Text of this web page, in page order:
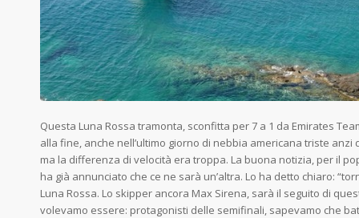
Questa Luna Rossa tramonta, sconfitta per 7 a 1 da Emirates
alla fine, anche nell’ultimo giorno di nebbia americana triste
ma la differenza di velocità era troppa. La buona notizia, per il
ha già annunciato che ce ne sarà un’altra. Lo ha detto chiaro:
Luna Rossa. Lo skipper ancora Max Sirena, sarà il seguito di
volevamo essere: protagonisti delle semifinali, sapevamo che